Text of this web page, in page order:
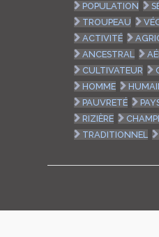
POPULATION
TROUPEAU
ACTIVITÉ
ANCESTRAL
CULTIVATEUR
HOMME
PAUVRETÉ
RIZIÈRE
TRADITIONNEL